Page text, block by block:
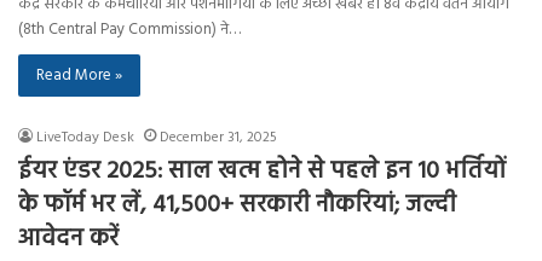
(8th Central Pay Commission) ने…
Read More »
LiveToday Desk December 31, 2025
ईयर एंडर 2025: साल खत्म होने से पहले इन 10 भर्तियों
के फॉर्म भर लें, 41,500+ सरकारी नौकरियां; जल्दी
आवेदन करें